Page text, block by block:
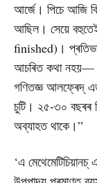
আৰ্জে। পিচে আজি
আছিল। সেয়ে
finished)।
আচৰিত কথা নহয়—
গণিতজ্ঞ আলফ্ৰেদ্
চুটি। ২৫-৩০ বছৰৰ
অব্যাহত থাকে।”
‘এ